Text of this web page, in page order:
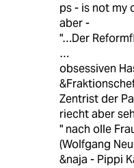
ps - is not my
aber -
"…Der
…
obsessiven
Zentrist der
riecht aber
" nach olle
(Wolfgang
&naja - Pippi